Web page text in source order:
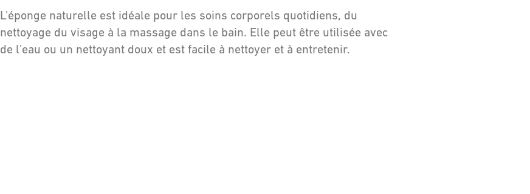
L'éponge naturelle est idéale pour les soins corporels quotidiens, du
nettoyage du visage à la massage dans le bain. Elle peut être utilisée avec
de l'eau ou un nettoyant doux et est facile à nettoyer et à entretenir.